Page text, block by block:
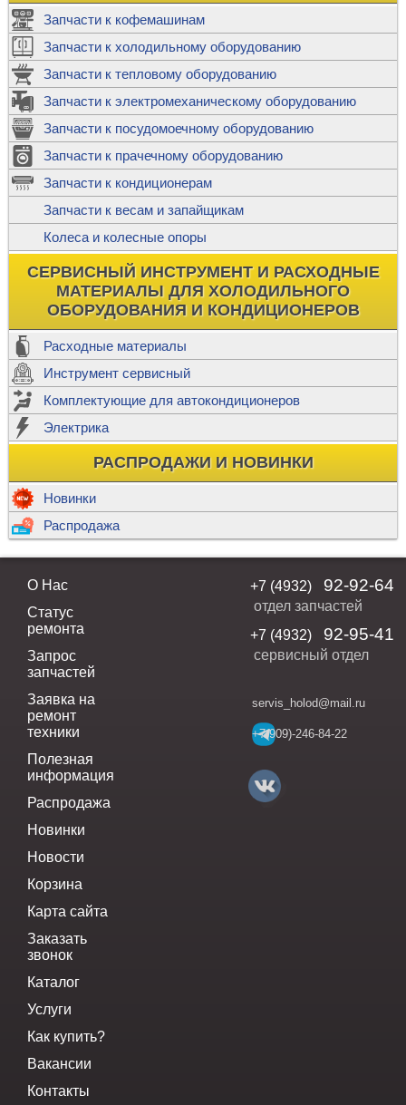
Запчасти к кофемашинам
Запчасти к холодильному оборудованию
Запчасти к тепловому оборудованию
Запчасти к электромеханическому оборудованию
Запчасти к посудомоечному оборудованию
Запчасти к прачечному оборудованию
Запчасти к кондиционерам
Запчасти к весам и запайщикам
Колеса и колесные опоры
СЕРВИСНЫЙ ИНСТРУМЕНТ И РАСХОДНЫЕ
МАТЕРИАЛЫ ДЛЯ ХОЛОДИЛЬНОГО
ОБОРУДОВАНИЯ И КОНДИЦИОНЕРОВ
Расходные материалы
Инструмент сервисный
Комплектующие для автокондиционеров
Электрика
РАСПРОДАЖИ И НОВИНКИ
Новинки
Распродажа
О Нас
Статус
ремонта
Запрос
запчастей
Заявка на
ремонт
техники
Полезная
информация
Распродажа
Новинки
Новости
Корзина
Карта сайта
Заказать
звонок
Каталог
Услуги
Как купить?
Вакансии
Контакты
+7 (4932) 92-92-64
отдел запчастей
+7 (4932)
92-95-41
сервисный отдел
servis_holod@mail.ru
+7(909)-246-84-22